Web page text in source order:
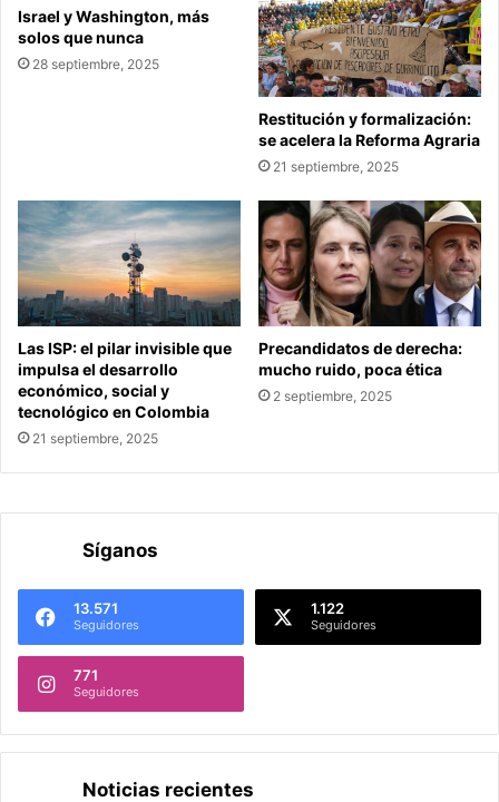
Israel y Washington, más
solos que nunca
28 septiembre, 2025
Restitución y formalización:
se acelera la Reforma Agraria
21 septiembre, 2025
Las ISP: el pilar invisible que
impulsa el desarrollo
económico, social y
tecnológico en Colombia
21 septiembre, 2025
Precandidatos de derecha:
mucho ruido, poca ética
2 septiembre, 2025
Síganos
13.571
Seguidores
1.122
Seguidores
771
Seguidores
Noticias recientes